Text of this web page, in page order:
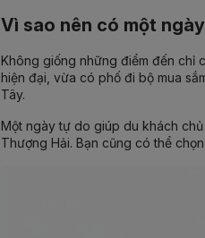
Vì sao nên có một
Không giống những điểm đến chỉ
hiện đại, vừa có phố đi bộ mua
Tây.
Một ngày tự do giúp du khách chủ
Thượng Hải. Bạn cũng có thể